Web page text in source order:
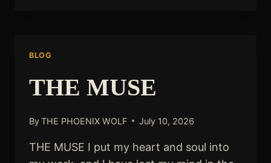
BLOG
THE MUSE
ByTHE PHOENIX WOLF July 10, 2026
THE MUSE I put my heart and soul into